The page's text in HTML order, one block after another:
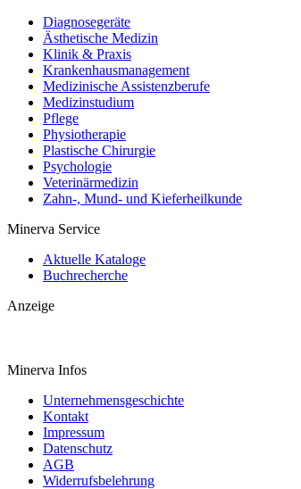
Diagnosegeräte
Ästhetische Medizin
Klinik & Praxis
Krankenhausmanagement
Medizinische Assistenzberufe
Medizinstudium
Pflege
Physiotherapie
Plastische Chirurgie
Psychologie
Veterinärmedizin
Zahn-, Mund- und Kieferheilkunde
Minerva Service
Aktuelle Kataloge
Buchrecherche
Anzeige
Minerva Infos
Unternehmensgeschichte
Kontakt
Impressum
Datenschutz
AGB
Widerrufsbelehrung